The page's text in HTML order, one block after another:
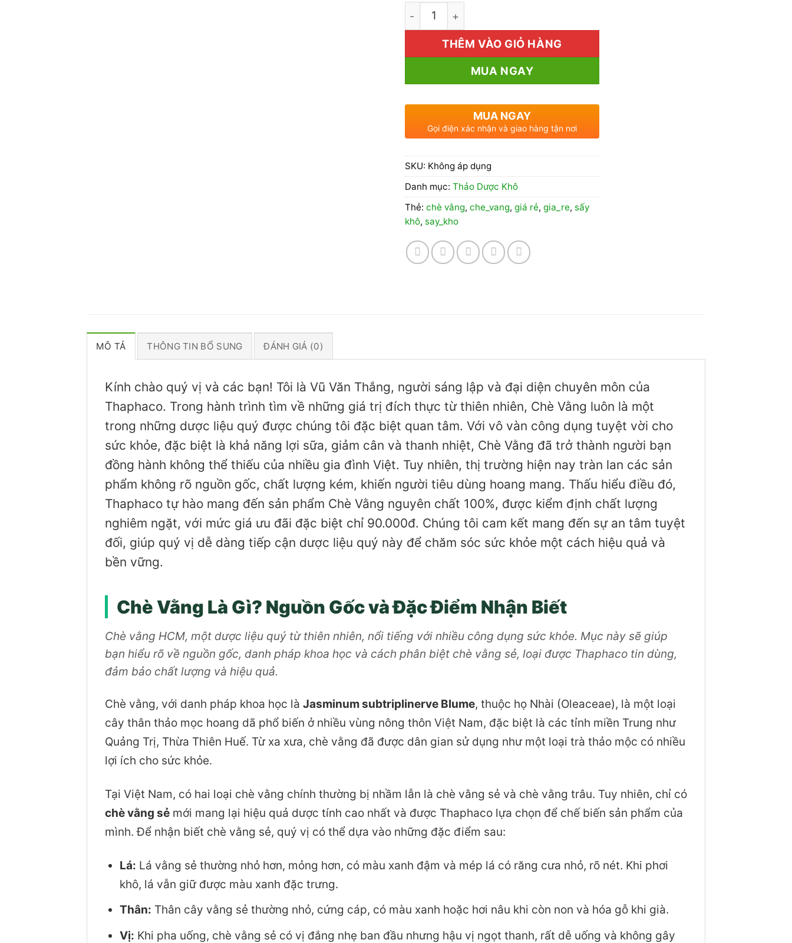
1kg Chè Vằng Giá Rẻ số lượng
THÊM VÀO GIỎ HÀNG
MUA NGAY
MUA NGAY
Gọi điện xác nhận và giao hàng tận nơi
SKU: Không áp dụng
Danh mục: Thảo Dược Khô
Thẻ: chè vằng, che_vang, giá rẻ, gia_re, sấy
khô, say_kho
MÔ TẢ THÔNG TIN BỔ SUNG ĐÁNH GIÁ (0)
Kính chào quý vị và các bạn! Tôi là Vũ Văn Thắng, người sáng lập và đại diện chuyên môn của
Thaphaco. Trong hành trình tìm về những giá trị đích thực từ thiên nhiên, Chè Vằng luôn là một
trong những dược liệu quý được chúng tôi đặc biệt quan tâm. Với vô vàn công dụng tuyệt vời cho
sức khỏe, đặc biệt là khả năng lợi sữa, giảm cân và thanh nhiệt, Chè Vằng đã trở thành người bạn
đồng hành không thể thiếu của nhiều gia đình Việt. Tuy nhiên, thị trường hiện nay tràn lan các sản
phẩm không rõ nguồn gốc, chất lượng kém, khiến người tiêu dùng hoang mang. Thấu hiểu điều đó,
Thaphaco tự hào mang đến sản phẩm Chè Vằng nguyên chất 100%, được kiểm định chất lượng
nghiêm ngặt, với mức giá ưu đãi đặc biệt chỉ 90.000đ. Chúng tôi cam kết mang đến sự an tâm tuyệt
đối, giúp quý vị dễ dàng tiếp cận dược liệu quý này để chăm sóc sức khỏe một cách hiệu quả và
bền vững.
Chè Vằng Là Gì? Nguồn Gốc và Đặc Điểm Nhận Biết
Chè vằng HCM, một dược liệu quý từ thiên nhiên, nổi tiếng với nhiều công dụng sức khỏe. Mục này sẽ giúp
bạn hiểu rõ về nguồn gốc, danh pháp khoa học và cách phân biệt chè vằng sẻ, loại được Thaphaco tin dùng,
đảm bảo chất lượng và hiệu quả.
Chè vằng, với danh pháp khoa học là Jasminum subtriplinerve Blume, thuộc họ Nhài (Oleaceae), là một loại
cây thân thảo mọc hoang dã phổ biến ở nhiều vùng nông thôn Việt Nam, đặc biệt là các tỉnh miền Trung như
Quảng Trị, Thừa Thiên Huế. Từ xa xưa, chè vằng đã được dân gian sử dụng như một loại trà thảo mộc có nhiều
lợi ích cho sức khỏe.
Tại Việt Nam, có hai loại chè vằng chính thường bị nhầm lẫn là chè vằng sẻ và chè vằng trâu. Tuy nhiên, chỉ có
chè vằng sẻ mới mang lại hiệu quả dược tính cao nhất và được Thaphaco lựa chọn để chế biến sản phẩm của
mình. Để nhận biết chè vằng sẻ, quý vị có thể dựa vào những đặc điểm sau:
Lá: Lá vằng sẻ thường nhỏ hơn, mỏng hơn, có màu xanh đậm và mép lá có răng cưa nhỏ, rõ nét. Khi phơi
khô, lá vẫn giữ được màu xanh đặc trưng.
Thân: Thân cây vằng sẻ thường nhỏ, cứng cáp, có màu xanh hoặc hơi nâu khi còn non và hóa gỗ khi già.
Vị: Khi pha uống, chè vằng sẻ có vị đắng nhẹ ban đầu nhưng hậu vị ngọt thanh, rất dễ uống và không gây